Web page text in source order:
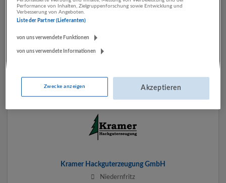
Bau | Herstellung von Waren | Land- und Forstwirtschaft
Kramer Hackguterzeugung GmbH
Niedernfritz
Performance von Inhalten, Zielgruppenforschung sowie Entwicklung und
Verbesserung von Angeboten.
Liste der Partner (Lieferanten)
von uns verwendete Funktionen
von uns verwendete Informationen
Zwecke anzeigen Akzeptieren